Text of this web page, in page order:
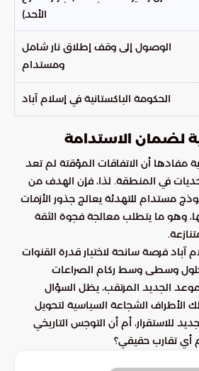
الأحد)
الوصول إلى وقف إطلاق نار شامل
ومستدام
الحكومة الباكستانية في إسلام آباد
لضمان الاستدامة
مفادها أن الاتفاقات المؤقتة لم تعد
في المنطقة. لذا، فإن الهدف من
مستدام للتهدئة يعالج جذور الأزمات
وهو ما يتطلب معالجة فجوة الثقة
فرصة سانحة لاختبار قدرة القنوات
حلول وسطى وسط ركام الصراعات
الجديد المرتقب، يظل السؤال
الأطراف الشجاعة السياسية لتحويل
للاستقرار، أم أن التوجس التاريخي
أي تقارب حقيقي؟